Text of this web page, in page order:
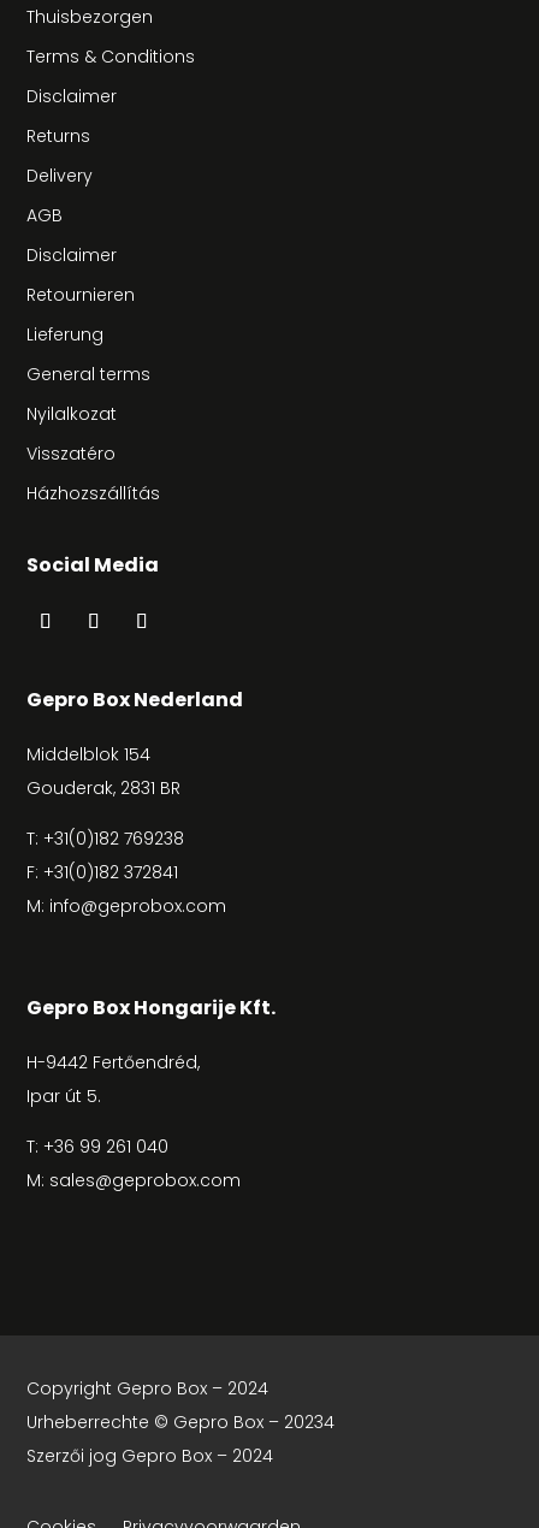
Thuisbezorgen
Terms & Conditions
Disclaimer
Returns
Delivery
AGB
Disclaimer
Retournieren
Lieferung
General terms
Nyilalkozat
Visszatéro
Házhozszállítás
Social Media
Gepro Box Nederland
Middelblok 154
Gouderak, 2831 BR
T: +31(0)182 769238
F: +31(0)182 372841
M: info@geprobox.com
Gepro Box Hongarije Kft.
H-9442 Fertőendréd,
Ipar út 5.
T: +36 99 261 040
M: sales@geprobox.com
Copyright Gepro Box – 2024
Urheberrechte © Gepro Box – 20234
Szerzői jog Gepro Box – 2024